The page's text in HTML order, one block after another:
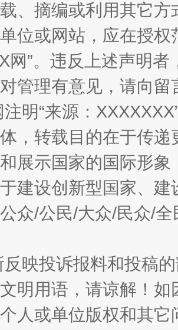
技园优化重塑工作
旅游的“隐身衣” 如何以
、摘编或利用其它
位或网站，应在授
网”。违反上述声明
管理有意见，请向
注明“来源：
，转载目的在于传
展示国家的国际形
建设创新型国家、
众/公民/大众/民众/
反映投诉报料和投稿
明用语，请谅解！
人或单位版权和其它